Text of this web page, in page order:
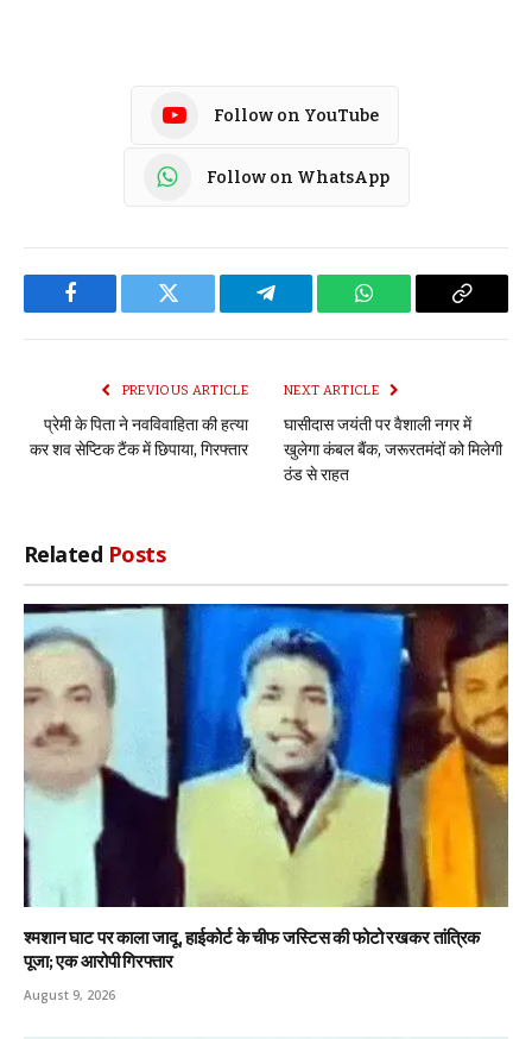
Follow on YouTube
Follow on WhatsApp
Facebook Twitter Telegram WhatsApp Copy
PREVIOUS ARTICLE
प्रेमी के पिता ने नवविवाहिता की हत्या
कर शव सेप्टिक टैंक में छिपाया, गिरफ्तार
NEXT ARTICLE
घासीदास जयंती पर वैशाली नगर में
खुलेगा कंबल बैंक, जरूरतमंदों को मिलेगी
ठंड से राहत
Related Posts
श्मशान घाट पर काला जादू, हाईकोर्ट के चीफ जस्टिस की फोटो रखकर तांत्रिक
पूजा; एक आरोपी गिरफ्तार
August 9, 2026